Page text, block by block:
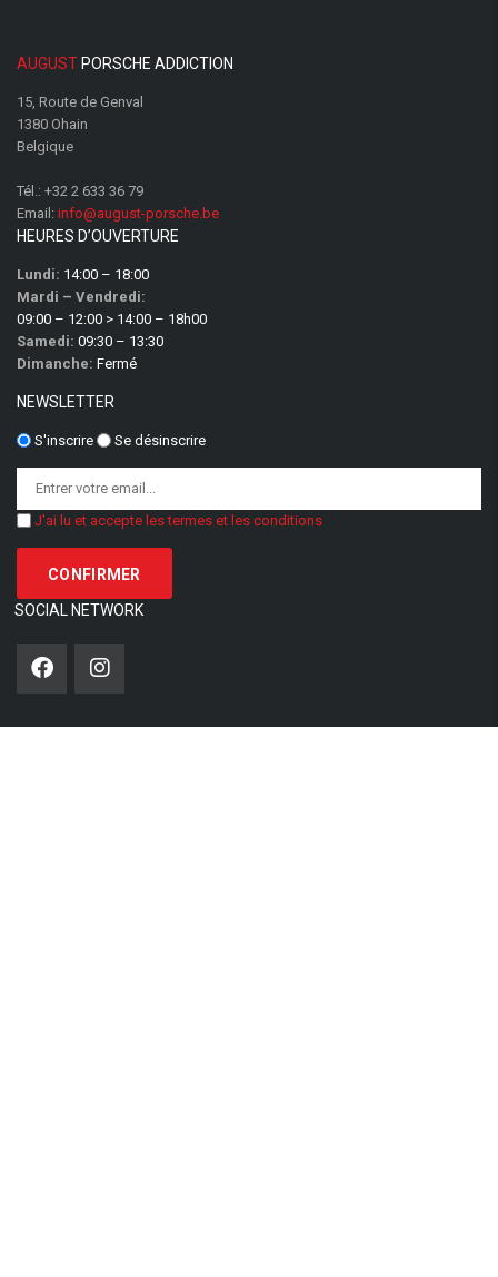
AUGUST PORSCHE ADDICTION
15, Route de Genval
1380 Ohain
Belgique
Tél.: +32 2 633 36 79
Email: info@august-porsche.be
HEURES D’OUVERTURE
Lundi: 14:00 – 18:00
Mardi – Vendredi:
09:00 – 12:00 > 14:00 – 18h00
Samedi: 09:30 – 13:30
Dimanche: Fermé
NEWSLETTER
S'inscrire Se désinscrire
J'ai lu et accepte les termes et les conditions
SOCIAL NETWORK